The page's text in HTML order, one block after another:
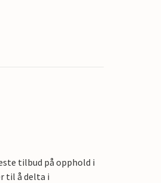
tilbud på opphold i
til å delta i